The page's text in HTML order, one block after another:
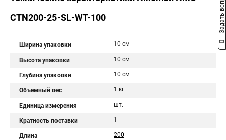
CTN200-25-SL-WT-100
Ширина упаковки 10 см
Высота упаковки 10 см
Глубина упаковки 10 см
Объемный вес 1 кг
Единица измерения шт.
Кратность поставки 1
Длина 200
Задать вопрос